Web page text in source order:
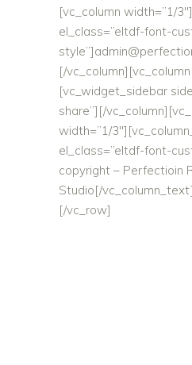
[vc_column width=”1/
el_class=”eltdf-font-
style”]
[/
[vc_widget_sidebar
share”][/
width=”1/
el_class=”eltdf-font-
copyright – Perfectioin
Studio[/
[/vc_row]